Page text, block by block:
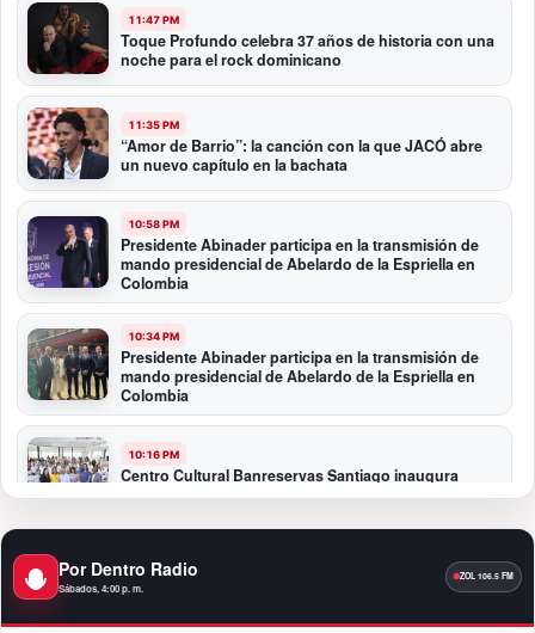
11:47 PM
Toque Profundo celebra 37 años de historia con una
noche para el rock dominicano
11:35 PM
“Amor de Barrio”: la canción con la que JACÓ abre
un nuevo capítulo en la bachata
10:58 PM
Presidente Abinader participa en la transmisión de
mando presidencial de Abelardo de la Espriella en
Colombia
10:34 PM
Presidente Abinader participa en la transmisión de
mando presidencial de Abelardo de la Espriella en
Colombia
10:16 PM
Centro Cultural Banreservas Santiago inaugura
Primer Congreso de Artesanos de Santiago
Premios a la Moda Dominicana celebró su quinta
edición en el Teatro Nacional
Por Dentro Radio
Sábados, 4:00 p. m.